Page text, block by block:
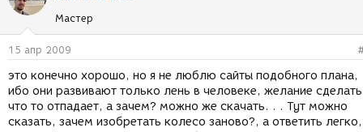
Мастер
15 апр 2009
это конечно хорошо, но я не люблю сайты подобного плана,
ибо они развивают только лень в человеке, желание сделать
что то отпадает, а зачем? можно же скачать. . . Тут можно
сказать, зачем изобретать колесо заново?, а ответить легко,